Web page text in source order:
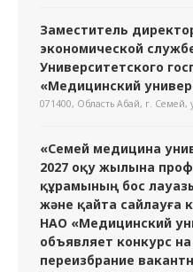
Заместитель
экономической
Университетского
«Медицинский
071400, Область Абай, г. Семей,
«Семей медицина
2027 оқу жылына
құрамының бос
және қайта сайлауға
НАО «Медицинский
объявляет конкурс
переизбрание